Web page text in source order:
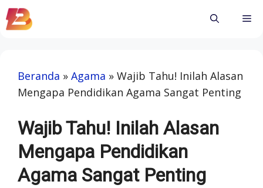
Skip
to
Beranda » Agama » Wajib Tahu! Inilah Alasan
Mengapa Pendidikan Agama Sangat Penting
Wajib Tahu! Inilah Alasan
Mengapa Pendidikan
Agama Sangat Penting